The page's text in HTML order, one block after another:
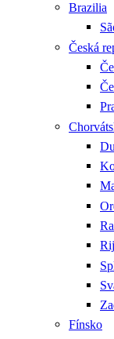
Brazilia
Česká
Fínsko